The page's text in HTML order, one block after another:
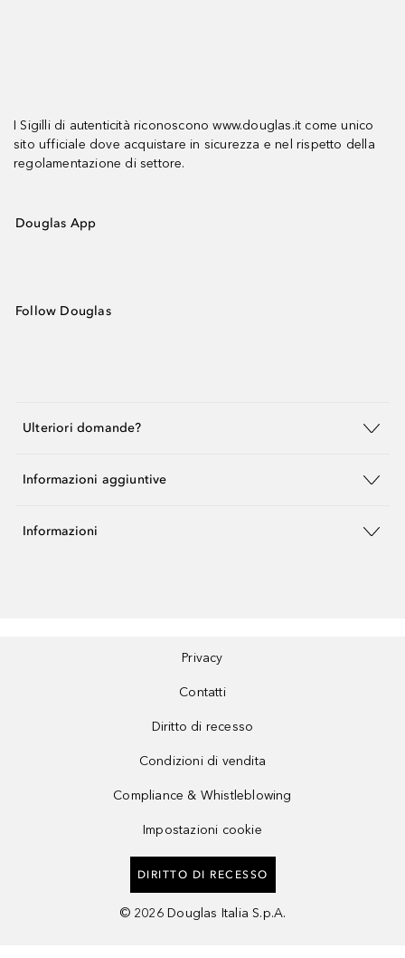
I Sigilli di autenticità riconoscono www.douglas.it come unico
sito ufficiale dove acquistare in sicurezza e nel rispetto della
regolamentazione di settore.
Douglas App
Follow Douglas
Ulteriori domande?
Informazioni aggiuntive
Informazioni
Privacy
Contatti
Diritto di recesso
Condizioni di vendita
Compliance & Whistleblowing
Impostazioni cookie
DIRITTO DI RECESSO
© 2026 Douglas Italia S.p.A.